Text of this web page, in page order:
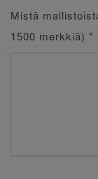
Mistä
1500 merkkiä) *